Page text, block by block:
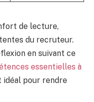
de lecture,
du recruteur.
en suivant ce
essentielles à
idéal pour rendre